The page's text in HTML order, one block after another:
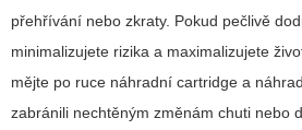
přehřívání nebo zkraty. Pokud pečlivě
minimalizujete rizika a maximalizujete
mějte po ruce náhradní cartridge a
zabránili nechtěným změnám chuti nebo